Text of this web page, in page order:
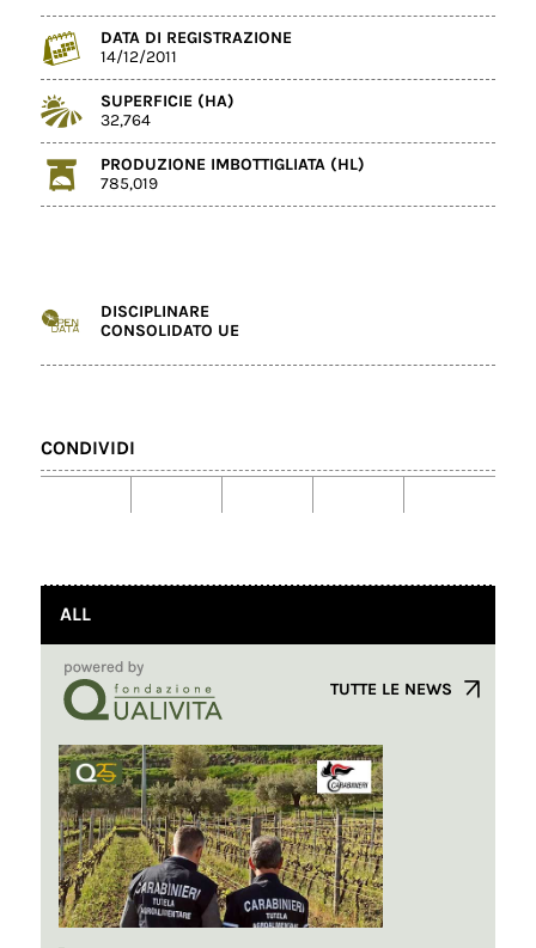
DATA DI REGISTRAZIONE
14/12/2011
SUPERFICIE (HA)
32,764
PRODUZIONE IMBOTTIGLIATA (HL)
785,019
DISCIPLINARE
CONSOLIDATO UE
CONDIVIDI
ALL
TUTTE LE NEWS